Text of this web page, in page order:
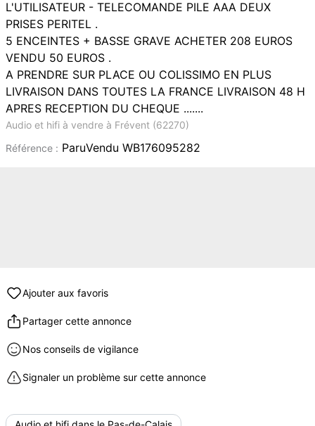
L'UTILISATEUR - TELECOMANDE PILE AAA DEUX
PRISES PERITEL .
5 ENCEINTES + BASSE GRAVE ACHETER 208 EUROS
VENDU 50 EUROS .
A PRENDRE SUR PLACE OU COLISSIMO EN PLUS
LIVRAISON DANS TOUTES LA FRANCE LIVRAISON 48 H
APRES RECEPTION DU CHEQUE .......
Audio et hifi à vendre à Frévent (62270)
Référence : ParuVendu WB176095282
Ajouter aux favoris
Partager cette annonce
Nos conseils de vigilance
Signaler un problème sur cette annonce